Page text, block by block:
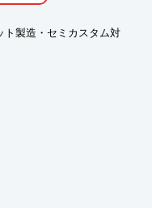
製造・セミカスタム対